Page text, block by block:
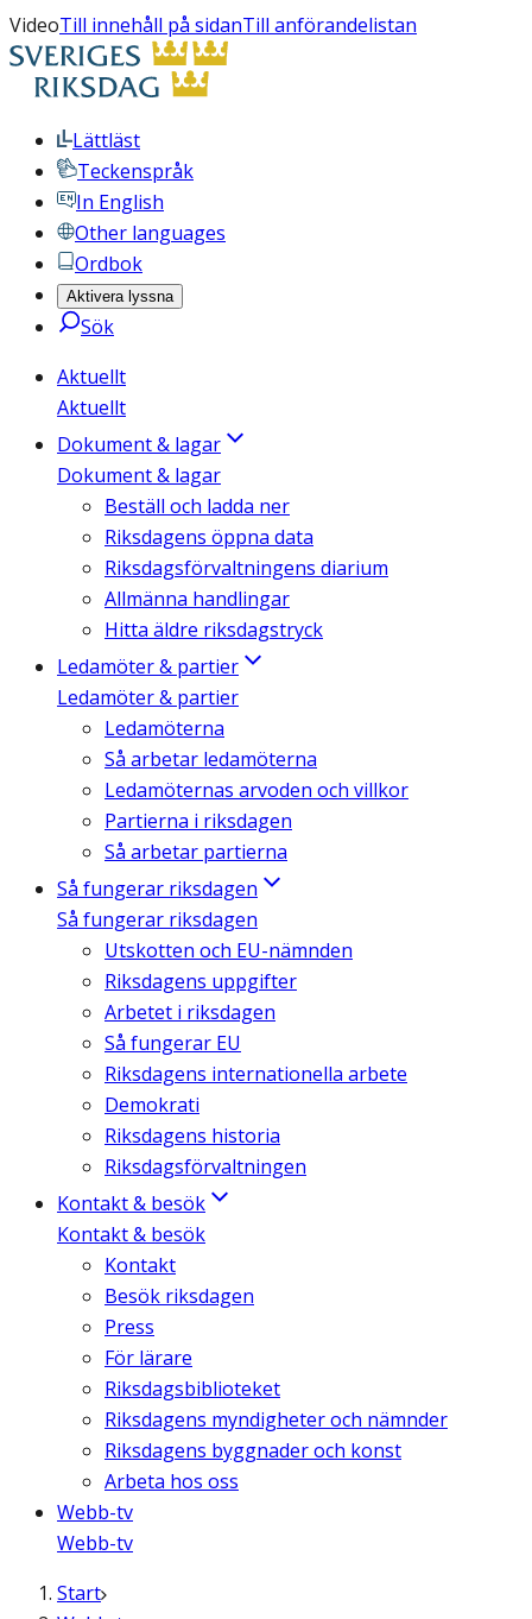
VideoTill innehåll på sidanTill anförandelistan
Lättläst
Teckenspråk
In English
Other languages
Ordbok
Aktivera lyssna
Sök
Aktuellt
Aktuellt
Dokument & lagar
Dokument & lagar
Beställ och ladda ner
Riksdagens öppna data
Riksdagsförvaltningens diarium
Allmänna handlingar
Hitta äldre riksdagstryck
Ledamöter & partier
Ledamöter & partier
Ledamöterna
Så arbetar ledamöterna
Ledamöternas arvoden och villkor
Partierna i riksdagen
Så arbetar partierna
Så fungerar riksdagen
Så fungerar riksdagen
Utskotten och EU-nämnden
Riksdagens uppgifter
Arbetet i riksdagen
Så fungerar EU
Riksdagens internationella arbete
Demokrati
Riksdagens historia
Riksdagsförvaltningen
Kontakt & besök
Kontakt & besök
Kontakt
Besök riksdagen
Press
För lärare
Riksdagsbiblioteket
Riksdagens myndigheter och nämnder
Riksdagens byggnader och konst
Arbeta hos oss
Webb-tv
Webb-tv
Start